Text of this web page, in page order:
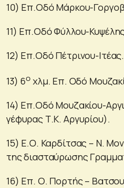
10) Επ.Οδό Μάρκου-
11) Επ.Οδό Φύλλου-
12) Επ.Οδό Πέτρινου-Ιτέας.
13) 6ο χλμ. Επ. Οδό
14) Επ.Οδό Μουζακίου-
γέφυρας Τ.Κ. Αργυρίου).
15) Ε.Ο. Καρδίτσας – Ν.
της διασταύρωσης
16) Επ. Ο. Πορτής –